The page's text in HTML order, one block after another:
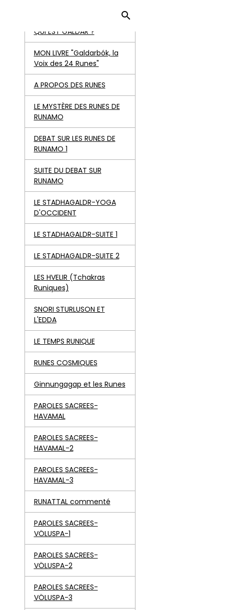
QUI EST GALDAR ?
MON LIVRE "Galdarbók, la
Voix des 24 Runes"
A PROPOS DES RUNES
LE MYSTÈRE DES RUNES DE
RUNAMO
DEBAT SUR LES RUNES DE
RUNAMO 1
SUITE DU DEBAT SUR
RUNAMO
LE STADHAGALDR-YOGA
D'OCCIDENT
LE STADHAGALDR-SUITE 1
LE STADHAGALDR-SUITE 2
LES HVELIR (Tchakras
Runiques)
SNORI STURLUSON ET
L'EDDA
LE TEMPS RUNIQUE
RUNES COSMIQUES
Ginnungagap et les Runes
PAROLES SACREES-
HAVAMAL
PAROLES SACREES-
HAVAMAL-2
PAROLES SACREES-
HAVAMAL-3
RUNATTAL commenté
PAROLES SACREES-
VÖLUSPA-1
PAROLES SACREES-
VÖLUSPA-2
PAROLES SACREES-
VÖLUSPA-3